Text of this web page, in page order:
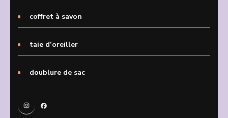
coffret à savon
taie d’oreiller
doublure de sac
InstagramFacebook